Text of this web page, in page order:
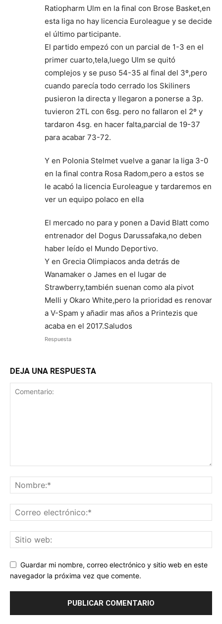
Ratiopharm Ulm en la final con Brose Basket,en
esta liga no hay licencia Euroleague y se decide
el último participante.
El partido empezó con un parcial de 1-3 en el
primer cuarto,tela,luego Ulm se quitó
complejos y se puso 54-35 al final del 3º,pero
cuando parecía todo cerrado los Skiliners
pusieron la directa y llegaron a ponerse a 3p.
tuvieron 2TL con 6sg. pero no fallaron el 2º y
tardaron 4sg. en hacer falta,parcial de 19-37
para acabar 73-72.
Y en Polonia Stelmet vuelve a ganar la liga 3-0
en la final contra Rosa Radom,pero a estos se
le acabó la licencia Euroleague y tardaremos en
ver un equipo polaco en ella
El mercado no para y ponen a David Blatt como
entrenador del Dogus Darussafaka,no deben
haber leído el Mundo Deportivo.
Y en Grecia Olimpiacos anda detrás de
Wanamaker o James en el lugar de
Strawberry,también suenan como ala pivot
Melli y Okaro White,pero la prioridad es renovar
a V-Spam y añadir mas años a Printezis que
acaba en el 2017.Saludos
Respuesta
DEJA UNA RESPUESTA
Guardar mi nombre, correo electrónico y sitio web en este
navegador la próxima vez que comente.